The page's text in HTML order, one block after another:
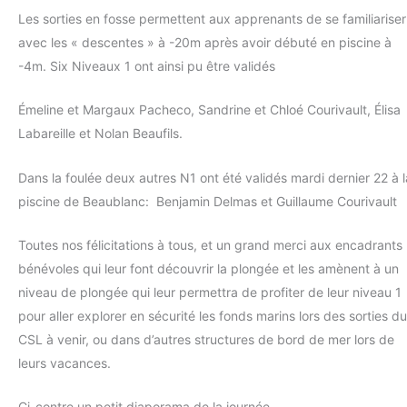
Les sorties en fosse permettent aux apprenants de se familiariser
avec les « descentes » à -20m après avoir débuté en piscine à
-4m. Six Niveaux 1 ont ainsi pu être validés
Émeline et Margaux Pacheco, Sandrine et Chloé Courivault, Élisa
Labareille et Nolan Beaufils.
Dans la foulée deux autres N1 ont été validés mardi dernier 22 à
piscine de Beaublanc: Benjamin Delmas et Guillaume Courivault
Toutes nos félicitations à tous, et un grand merci aux encadrants
bénévoles qui leur font découvrir la plongée et les amènent à un
niveau de plongée qui leur permettra de profiter de leur niveau 1
pour aller explorer en sécurité les fonds marins lors des sorties du
CSL à venir, ou dans d’autres structures de bord de mer lors de
leurs vacances.